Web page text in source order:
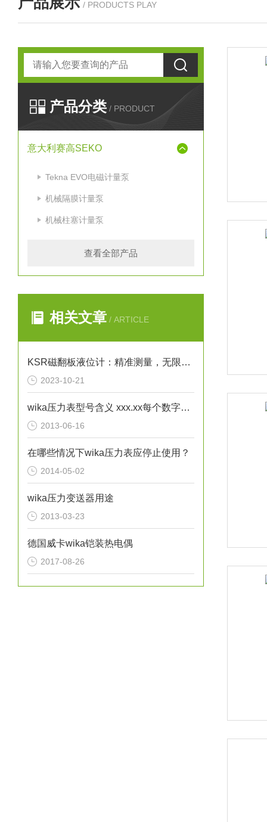
/ PRODUCTS PLAY
产品分类 / PRODUCT
意大利赛高SEKO
Tekna EVO电磁计量泵
机械隔膜计量泵
机械柱塞计量泵
查看全部产品
相关文章 / ARTICLE
KSR磁翻板液位计：精准测量，无限可能
2023-10-21
wika压力表型号含义 xxx.xx每个数字不一样时都代表了哪些区别？
2013-06-16
在哪些情况下wika压力表应停止使用？
2014-05-02
wika压力变送器用途
2013-03-23
德国威卡wika铠装热电偶
2017-08-26